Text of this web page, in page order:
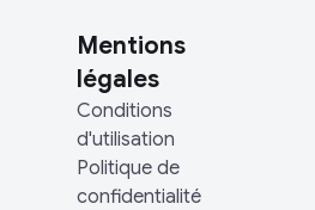
Mentions
légales
Conditions
d'utilisation
Politique de
confidentialité